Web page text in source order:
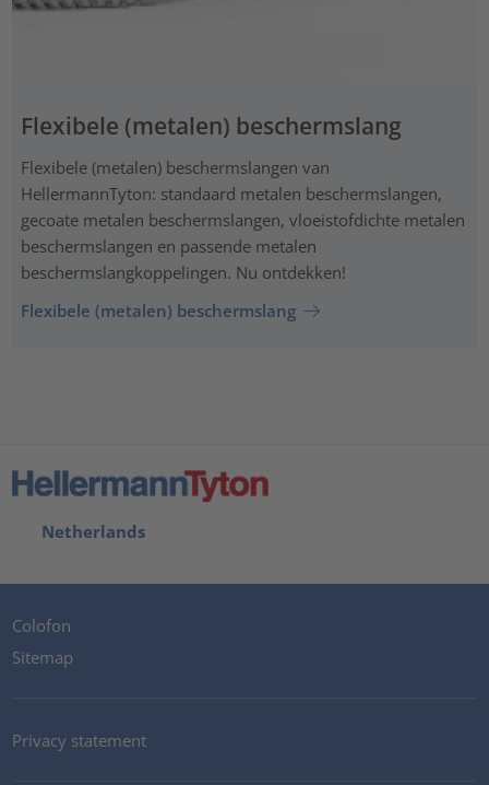
Flexibele (metalen) beschermslang
Flexibele (metalen) beschermslangen van
HellermannTyton: standaard metalen beschermslangen,
gecoate metalen beschermslangen, vloeistofdichte metalen
beschermslangen en passende metalen
beschermslangkoppelingen. Nu ontdekken!
Flexibele (metalen) beschermslang
Netherlands
Colofon
Sitemap
Privacy statement